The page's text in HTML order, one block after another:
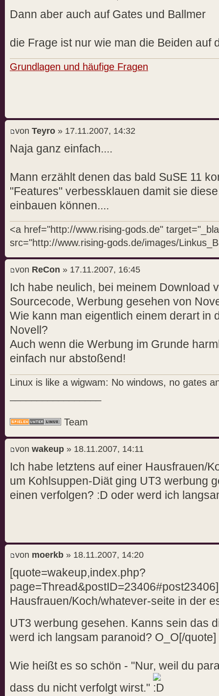
Dann aber auch auf Gates und Ballmer
die Frage ist nur wie man die Beiden auf
Grundlagen und häufige Fragen
von Teyro » 17.11.2007, 14:32
Naja ganz einfach....
Mann erzählt denen das bald SuSE 11
"Features" verbessklauen damit sie
einbauen können....
<a href="http://www.rising-gods.de"
src="http://www.rising-gods.de/images/
von ReCon » 17.11.2007, 16:45
Ich habe neulich, bei meinem Download
Sourcecode, Werbung gesehen von
Wie kann man eigentlich einem derart in
Novell?
Auch wenn die Werbung im Grunde
einfach nur abstoßend!
Linux is like a wigwam: No windows, no gates
Team
von wakeup » 18.11.2007, 14:11
Ich habe letztens auf einer Hausfrauen/
um Kohlsuppen-Diät ging UT3 werbung
einen verfolgen? :D oder werd ich
von moerkb » 18.11.2007, 14:20
[quote=wakeup,index.php?
Hausfrauen/Koch/whatever-seite in der
UT3 werbung gesehen. Kanns sein das
werd ich langsam paranoid? O_O[/quote]
Wie heißt es so schön - "Nur, weil du
dass du nicht verfolgt wirst."